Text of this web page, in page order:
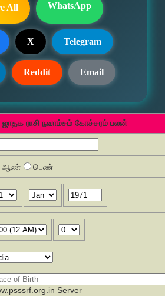
All WhatsApp
X Telegram
Reddit Email
ஜாதக ராசி நவாம்சம் கோச்சரம் பலன்
ஆண் பெண்
Server